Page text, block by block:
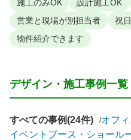
施工のみOK 設計施工OK
営業と現場が別担当者
祝
物件紹介できます
デザイン・施工事例一覧
すべての事例(24件)
オフ
イベントブース・ショール